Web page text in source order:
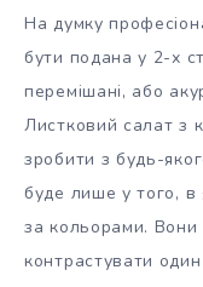
На думку
бути подана у 2-х
перемішані, або
Листковий салат з
зробити з будь-
буде лише у того, в
за кольорами. Вони
контрастувати